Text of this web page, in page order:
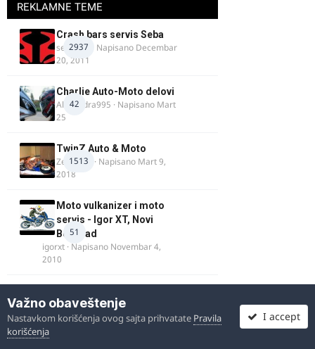
REKLAMNE TEME
2937
Crash bars servis Seba
seba011 · Napisano Decembar
20, 2011
42
Charlie Auto-Moto delovi
Alexandra995 · Napisano Mart
25
1513
TwinZ Auto & Moto
Zeljkamp · Napisano Mart 9,
2018
51
Moto vulkanizer i moto
servis - Igor XT, Novi
Beograd
igorxt · Napisano Novembar 4,
2010
203
Uvoz i prodaja
automobila iz EU
Luka9905
Važno obaveštenje
Nastavkom korišćenja ovog sajta prihvatate Pravila
korišćenja
I accept